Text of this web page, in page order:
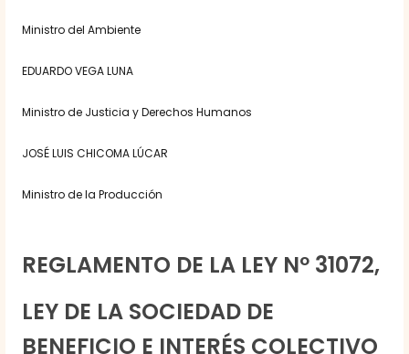
Ministro del Ambiente
EDUARDO VEGA LUNA
Ministro de Justicia y Derechos Humanos
JOSÉ LUIS CHICOMA LÚCAR
Ministro de la Producción
REGLAMENTO DE LA LEY Nº 31072,
LEY DE LA SOCIEDAD DE
BENEFICIO E INTERÉS COLECTIVO